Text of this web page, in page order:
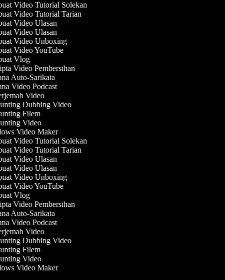
Video Tutorial Solekan
Video Tutorial Tarian
Video Ulasan
Video Ulasan
Video Unboxing
Video YouTube
Vlog
Video Pembersihan
Auto-Sarikata
Video Podcast
Video
Dubbing Video
Filem
Video
Video Maker
Video Tutorial Solekan
Video Tutorial Tarian
Video Ulasan
Video Ulasan
Video Unboxing
Video YouTube
Vlog
Video Pembersihan
Auto-Sarikata
Video Podcast
Video
Dubbing Video
Filem
Video
Video Maker